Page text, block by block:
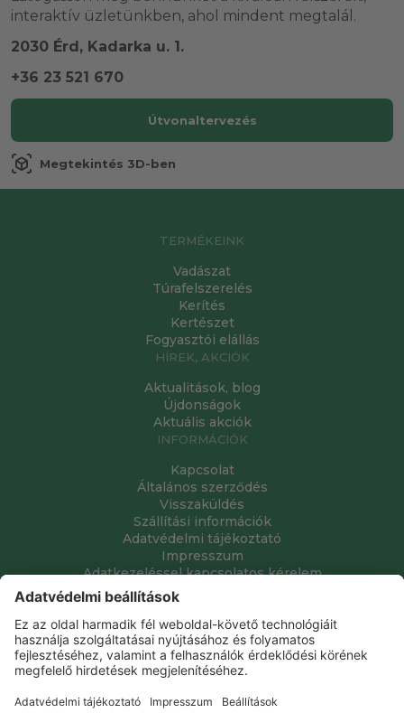
interaktív üzletünkben, ahol mindent megtalál.
2030 Érd, Kadarka u. 1.
+36 23 521 670
Útvonaltervezés
view_in_ar Megtekintés 3D-ben
TERMÉKEINK
Vadászat
Túrafelszerelés
Kerítés
Kertészet
Fogyasztói elállás
HÍREK, AKCIÓK
Aktualitások, blog
Újdonságok
Aktuális akciók
INFORMÁCIÓK
Kapcsolat
Általános szerződés
Visszaküldés
Szállítási információk
Adatvédelmi tájékoztató
Impresszum
Adatkezeléssel kapcsolatos kérelem